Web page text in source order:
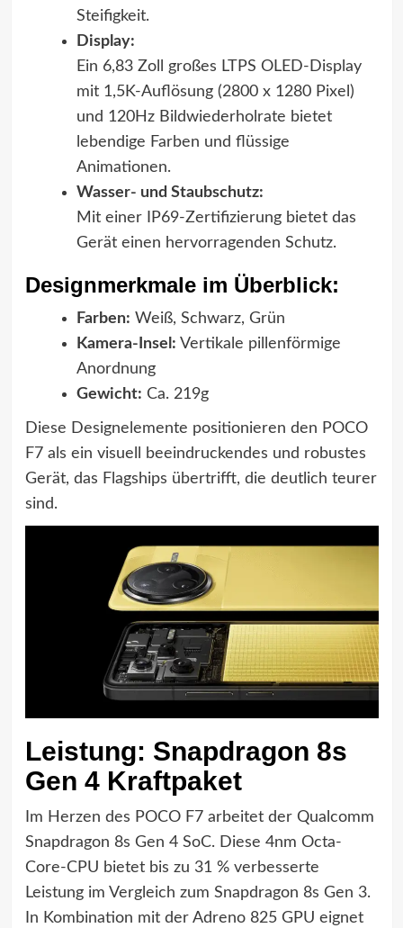
Steifigkeit.
Display:
Ein 6,83 Zoll großes LTPS OLED-Display
mit 1,5K-Auflösung (2800 x 1280 Pixel)
und 120Hz Bildwiederholrate bietet
lebendige Farben und flüssige
Animationen.
Wasser- und Staubschutz:
Mit einer IP69-Zertifizierung bietet das
Gerät einen hervorragenden Schutz.
Designmerkmale im Überblick:
Farben: Weiß, Schwarz, Grün
Kamera-Insel: Vertikale pillenförmige
Anordnung
Gewicht: Ca. 219g
Diese Designelemente positionieren den POCO
F7 als ein visuell beeindruckendes und robustes
Gerät, das Flagships übertrifft, die deutlich teurer
sind.
Leistung: Snapdragon 8s
Gen 4 Kraftpaket
Im Herzen des POCO F7 arbeitet der Qualcomm
Snapdragon 8s Gen 4 SoC. Diese 4nm Octa-
Core-CPU bietet bis zu 31 % verbesserte
Leistung im Vergleich zum Snapdragon 8s Gen 3.
In Kombination mit der Adreno 825 GPU eignet